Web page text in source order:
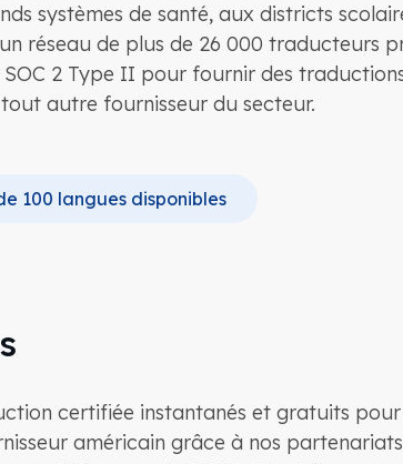
systèmes de santé, aux districts
réseau de plus de 26 000 traducteurs
2 Type II pour fournir des
autre fournisseur du secteur.
100 langues disponibles
certifiée instantanés et gratuits
américain grâce à nos